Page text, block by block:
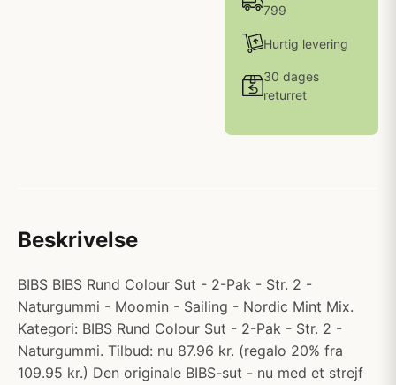
799
Hurtig levering
30 dages
returret
Beskrivelse
BIBS BIBS Rund Colour Sut - 2-Pak - Str. 2 -
Naturgummi - Moomin - Sailing - Nordic Mint Mix.
Kategori: BIBS Rund Colour Sut - 2-Pak - Str. 2 -
Naturgummi. Tilbud: nu 87.96 kr. (regalo 20% fra
109.95 kr.) Den originale BIBS-sut - nu med et strejf